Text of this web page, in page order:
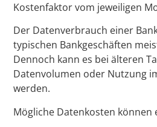
Kostenfaktor vom jeweiligen
Der Datenverbrauch einer
typischen Bankgeschäften
Dennoch kann es bei älteren
Datenvolumen oder Nutzung
werden.
Mögliche Datenkosten können